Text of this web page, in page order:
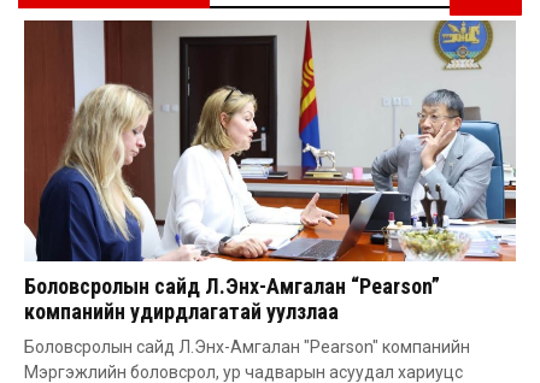
Боловсролын сайд Л.Энх-Амгалан “Pearson”
компанийн удирдлагатай уулзлаа
Боловсролын сайд Л.Энх-Амгалан "Pearson" компанийн
Мэргэжлийн боловсрол, ур чадварын асуудал хариуцс